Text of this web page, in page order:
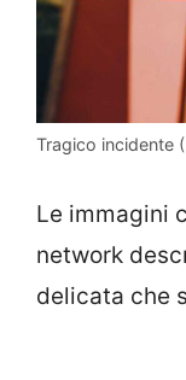
Tragico incidente
Le immagini
network
delicata che